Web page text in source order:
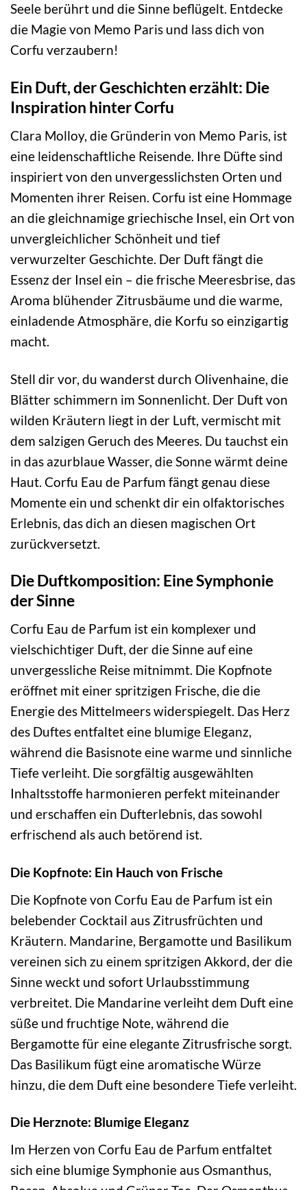
Seele berührt und die Sinne beflügelt. Entdecke
die Magie von Memo Paris und lass dich von
Corfu verzaubern!
Ein Duft, der Geschichten erzählt: Die
Inspiration hinter Corfu
Clara Molloy, die Gründerin von Memo Paris, ist
eine leidenschaftliche Reisende. Ihre Düfte sind
inspiriert von den unvergesslichsten Orten und
Momenten ihrer Reisen. Corfu ist eine Hommage
an die gleichnamige griechische Insel, ein Ort von
unvergleichlicher Schönheit und tief
verwurzelter Geschichte. Der Duft fängt die
Essenz der Insel ein – die frische Meeresbrise, das
Aroma blühender Zitrusbäume und die warme,
einladende Atmosphäre, die Korfu so einzigartig
macht.
Stell dir vor, du wanderst durch Olivenhaine, die
Blätter schimmern im Sonnenlicht. Der Duft von
wilden Kräutern liegt in der Luft, vermischt mit
dem salzigen Geruch des Meeres. Du tauchst ein
in das azurblaue Wasser, die Sonne wärmt deine
Haut. Corfu Eau de Parfum fängt genau diese
Momente ein und schenkt dir ein olfaktorisches
Erlebnis, das dich an diesen magischen Ort
zurückversetzt.
Die Duftkomposition: Eine Symphonie
der Sinne
Corfu Eau de Parfum ist ein komplexer und
vielschichtiger Duft, der die Sinne auf eine
unvergessliche Reise mitnimmt. Die Kopfnote
eröffnet mit einer spritzigen Frische, die die
Energie des Mittelmeers widerspiegelt. Das Herz
des Duftes entfaltet eine blumige Eleganz,
während die Basisnote eine warme und sinnliche
Tiefe verleiht. Die sorgfältig ausgewählten
Inhaltsstoffe harmonieren perfekt miteinander
und erschaffen ein Dufterlebnis, das sowohl
erfrischend als auch betörend ist.
Die Kopfnote: Ein Hauch von Frische
Die Kopfnote von Corfu Eau de Parfum ist ein
belebender Cocktail aus Zitrusfrüchten und
Kräutern. Mandarine, Bergamotte und Basilikum
vereinen sich zu einem spritzigen Akkord, der die
Sinne weckt und sofort Urlaubsstimmung
verbreitet. Die Mandarine verleiht dem Duft eine
süße und fruchtige Note, während die
Bergamotte für eine elegante Zitrusfrische sorgt.
Das Basilikum fügt eine aromatische Würze
hinzu, die dem Duft eine besondere Tiefe verleiht.
Die Herznote: Blumige Eleganz
Im Herzen von Corfu Eau de Parfum entfaltet
sich eine blumige Symphonie aus Osmanthus,